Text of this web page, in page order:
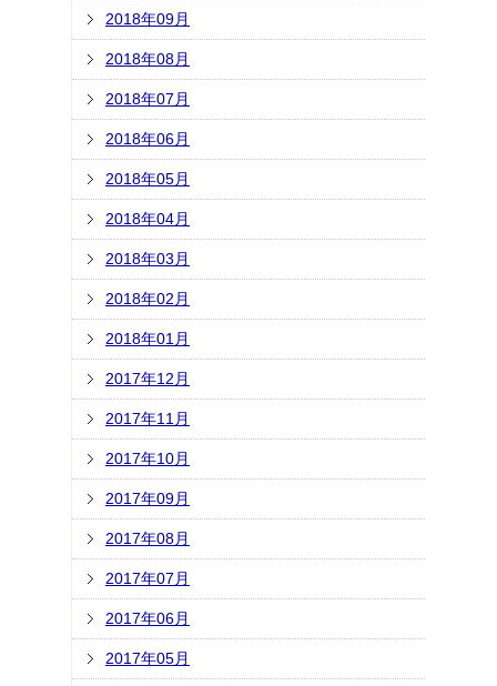
2018年09月
2018年08月
2018年07月
2018年06月
2018年05月
2018年04月
2018年03月
2018年02月
2018年01月
2017年12月
2017年11月
2017年10月
2017年09月
2017年08月
2017年07月
2017年06月
2017年05月